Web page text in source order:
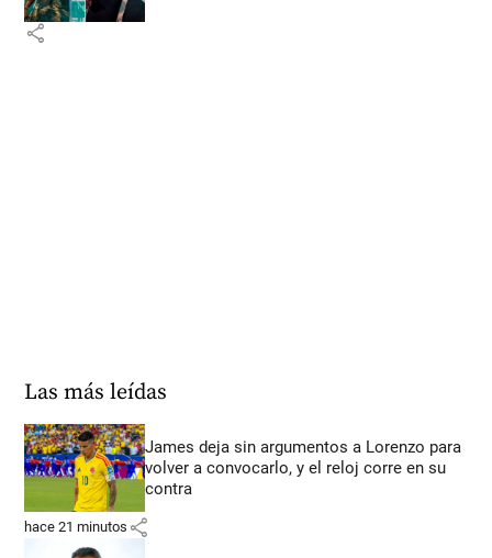
share
Las más leídas
James deja sin argumentos a Lorenzo para
volver a convocarlo, y el reloj corre en su
contra
hace 21 minutos share